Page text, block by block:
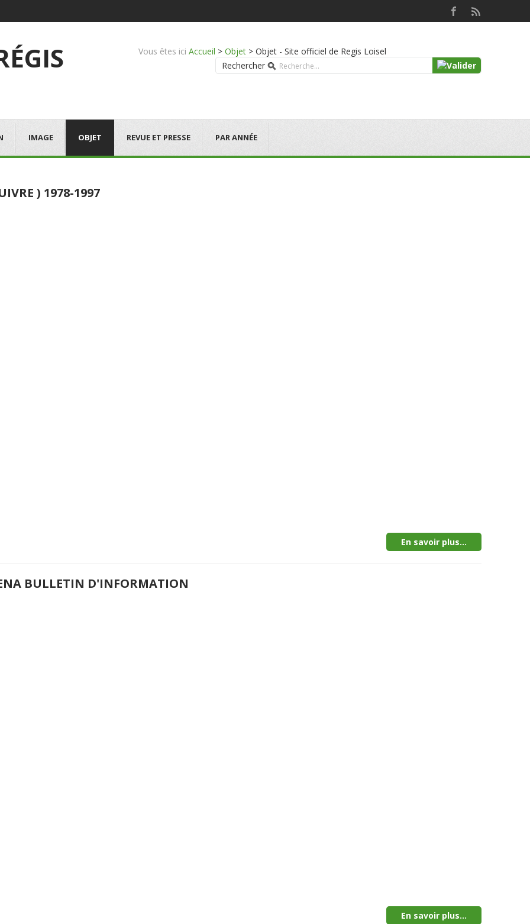
Vous êtes ici Accueil > Objet > Objet - Site officiel de Regis Loisel
Rechercher
IMAGE OBJET REVUE ET PRESSE PAR ANNÉE
) 1978-1997
En savoir plus...
BULLETIN D'INFORMATION
En savoir plus...